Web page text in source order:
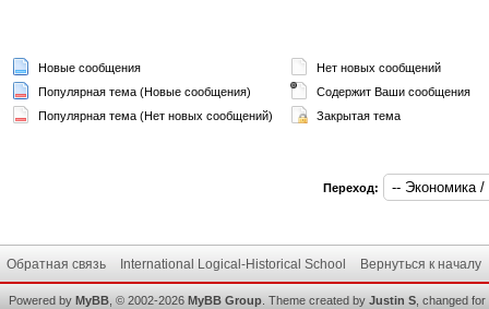
Новые сообщения
Популярная тема (Новые сообщения)
Популярная тема (Нет новых сообщений)
Нет новых сообщений
Содержит Ваши сообщения
Закрытая тема
Переход:
Обратная связь International Logical-Historical School Вернуться к началу
Powered by MyBB , © 2002-2026 MyBB Group Theme created by Justin S , changed